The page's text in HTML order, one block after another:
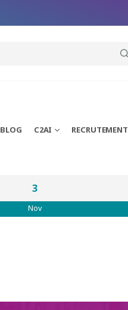
BLOG C2AI RECRUTEMENT
3
Nov